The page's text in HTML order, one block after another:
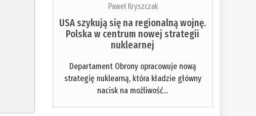
Paweł Kryszczak
USA szykują się na regionalną wojnę.
Polska w centrum nowej strategii
nuklearnej
Departament Obrony opracowuje nową
strategię nuklearną, która kładzie główny
nacisk na możliwość...